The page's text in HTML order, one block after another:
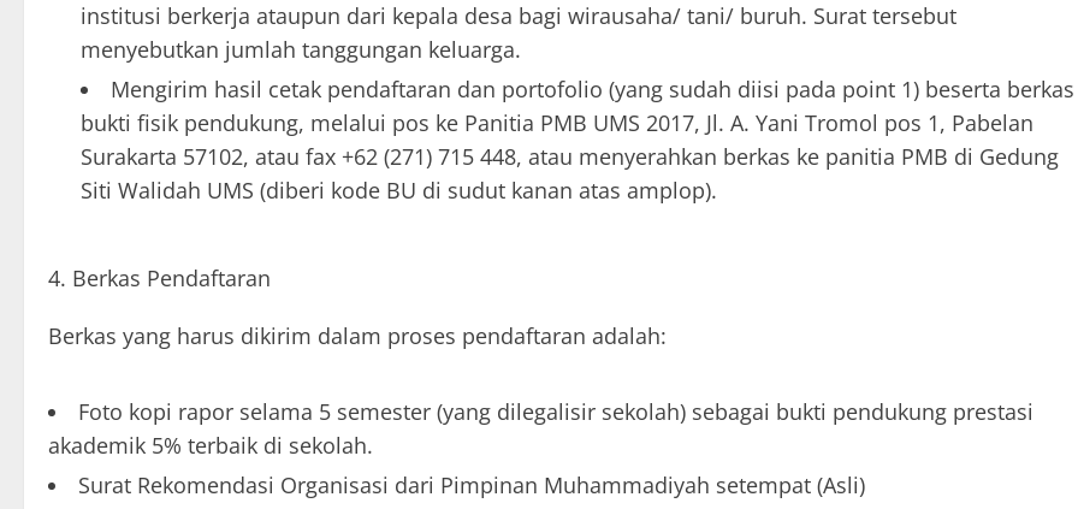
institusi berkerja ataupun dari kepala desa bagi wirausaha/ tani/ buruh. Surat tersebut
menyebutkan jumlah tanggungan keluarga.
Mengirim hasil cetak pendaftaran dan portofolio (yang sudah diisi pada point 1) beserta berkas
bukti fisik pendukung, melalui pos ke Panitia PMB UMS 2017, Jl. A. Yani Tromol pos 1, Pabelan
Surakarta 57102, atau fax +62 (271) 715 448, atau menyerahkan berkas ke panitia PMB di Gedung
Siti Walidah UMS (diberi kode BU di sudut kanan atas amplop).
Berkas Pendaftaran
Berkas yang harus dikirim dalam proses pendaftaran adalah:
Foto kopi rapor selama 5 semester (yang dilegalisir sekolah) sebagai bukti pendukung prestasi
akademik 5% terbaik di sekolah.
Surat Rekomendasi Organisasi dari Pimpinan Muhammadiyah setempat (Asli)